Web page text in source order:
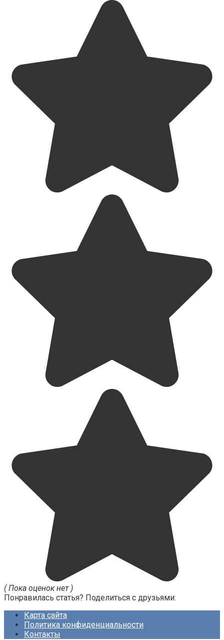
( Пока оценок нет )
Понравилась статья? Поделиться с друзьями:
Карта сайта
Политика конфиденциальности
Контакты